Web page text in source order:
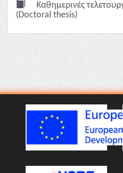
Καθημερινές
(Doctoral thesis)